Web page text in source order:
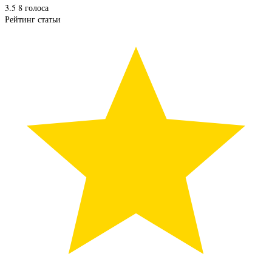
3.5 8 голоса
Рейтинг статьи